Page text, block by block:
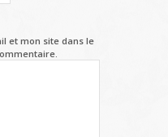
et mon site dans le